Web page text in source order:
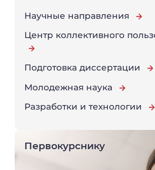
Научные направления
Центр коллективного
Подготовка диссертации
Молодежная наука
Разработки и технологии
Первокурснику